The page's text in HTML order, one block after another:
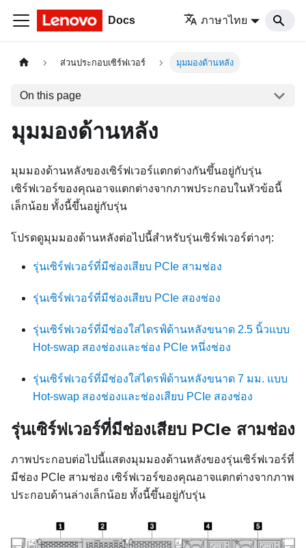
Docs ภาษาไทย
ส่วนประกอบเซิร์ฟเวอร์ มุมมองด้านหลัง
On this page
มุมมองด้านหลัง
มุมมองด้านหลังของเซิร์ฟเวอร์แตกต่างกันขึ้นอยู่กับรุ่น
เซิร์ฟเวอร์ของคุณอาจแตกต่างจากภาพประกอบในหัวข้อนี้
เล็กน้อย ทั้งนี้ขึ้นอยู่กับรุ่น
โปรดดูมุมมองด้านหลังต่อไปนี้สำหรับรุ่นเซิร์ฟเวอร์ต่างๆ:
รุ่นเซิร์ฟเวอร์ที่มีช่องเสียบ PCIe สามช่อง
รุ่นเซิร์ฟเวอร์ที่มีช่องเสียบ PCIe สองช่อง
รุ่นเซิร์ฟเวอร์ที่มีช่องใส่ไดรฟ์ด้านหลังขนาด 2.5 นิ้วแบบ
Hot-swap สองช่องและช่อง PCIe หนึ่งช่อง
รุ่นเซิร์ฟเวอร์ที่มีช่องใส่ไดรฟ์ด้านหลังขนาด 7 มม. แบบ
Hot-swap สองช่องและช่องเสียบ PCIe สองช่อง
รุ่นเซิร์ฟเวอร์ที่มีช่องเสียบ PCIe สามช่อง
ภาพประกอบต่อไปนี้แสดงมุมมองด้านหลังของรุ่นเซิร์ฟเวอร์ที่
มีช่อง PCIe สามช่อง เซิร์ฟเวอร์ของคุณอาจแตกต่างจากภาพ
ประกอบด้านล่างเล็กน้อย ทั้งนี้ขึ้นอยู่กับรุ่น